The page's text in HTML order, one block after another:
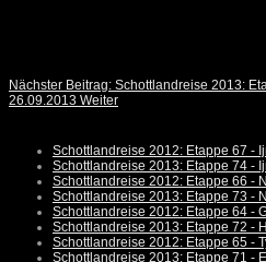
Nächster Beitrag: Schottlandreise 2013:
26.09.2013 Weiter
Schottlandreise 2012: Etappe 67 -
Schottlandreise 2013: Etappe 74 -
Schottlandreise 2012: Etappe 66 -
Schottlandreise 2013: Etappe 73 -
Schottlandreise 2012: Etappe 64 -
Schottlandreise 2013: Etappe 72 -
Schottlandreise 2012: Etappe 65 -
Schottlandreise 2013: Etappe 71 -